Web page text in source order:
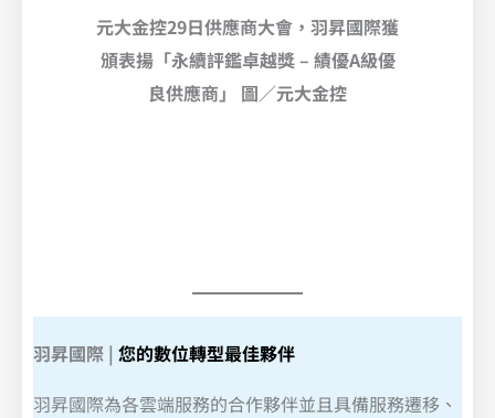
元大金控29日供應商大會，羽昇國際獲
頒表揚「永續評鑑卓越獎 – 績優A級優
良供應商」 圖／元大金控
羽昇國際 | 您的數位轉型最佳夥伴
羽昇國際為各雲端服務的合作夥伴並且具備服務遷移、